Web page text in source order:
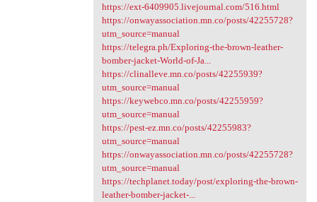
https://ext-6409905.livejournal.com/516.html
https://onwayassociation.mn.co/posts/42255728?
utm_source=manual
https://telegra.ph/Exploring-the-brown-leather-
bomber-jacket-World-of-Ja...
https://clinalleve.mn.co/posts/42255939?
utm_source=manual
https://keywebco.mn.co/posts/42255959?
utm_source=manual
https://pest-ez.mn.co/posts/42255983?
utm_source=manual
https://onwayassociation.mn.co/posts/42255728?
utm_source=manual
https://techplanet.today/post/exploring-the-brown-
leather-bomber-jacket-...